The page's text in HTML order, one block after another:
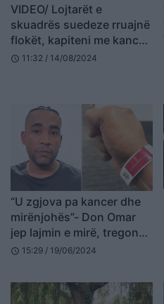
VIDEO/ Lojtarët e
skuadrës suedeze rruajnë
flokët, kapiteni me kancer
shpërthen në lot
schedule 11:32 / 14/08/2024
“U zgjova pa kancer dhe
mirënjohës”- Don Omar
jep lajmin e mirë, tregon
se operacioni shkoi me
schedule 15:29 / 19/06/2024